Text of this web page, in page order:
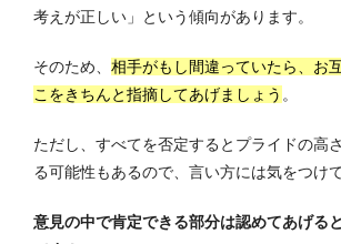
考えが正しい」という傾向があります。
そのため、 相手がもし間違っていたら、お
こをきちんと指摘してあげましょう 。
ただし、すべてを否定するとプライドの高
る可能性もあるので、言い方には気をつけ
意見の中で肯定できる部分は認めてあげる